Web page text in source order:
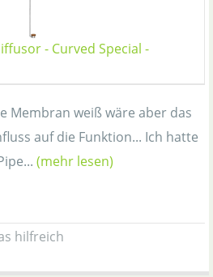
- Curved Special -
Membran weiß wäre aber das
auf die Funktion... Ich hatte
(mehr lesen)
hilfreich